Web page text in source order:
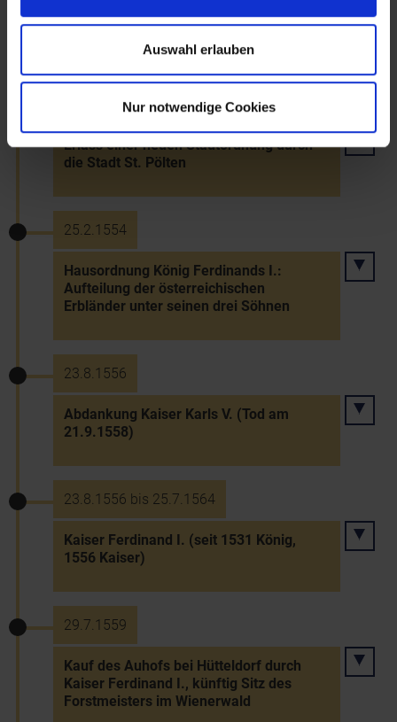
Auswahl erlauben
Nur notwendige Cookies
Weingartenordnung König Ferdinands I.
26.2.1549
Erlass einer neuen Stadtordnung durch
die Stadt St. Pölten
25.2.1554
Hausordnung König Ferdinands I.:
Aufteilung der österreichischen
Erbländer unter seinen drei Söhnen
23.8.1556
Abdankung Kaiser Karls V. (Tod am
21.9.1558)
23.8.1556 bis 25.7.1564
Kaiser Ferdinand I. (seit 1531 König,
1556 Kaiser)
29.7.1559
Kauf des Auhofs bei Hütteldorf durch
Kaiser Ferdinand I., künftig Sitz des
Forstmeisters im Wienerwald